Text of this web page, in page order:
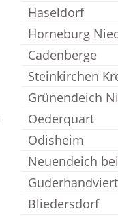
Haseldorf
Horneburg
Cadenberge
Steinkirchen
Grünendeich
Oederquart
Odisheim
Neuendeich
Bliedersdorf